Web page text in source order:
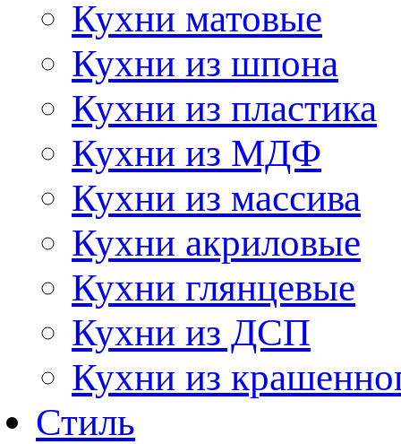
Кухни матовые
Кухни из шпона
Кухни из пластика
Кухни из МДФ
Кухни из массива
Кухни акриловые
Кухни глянцевые
Кухни из ДСП
Кухни из
Стиль